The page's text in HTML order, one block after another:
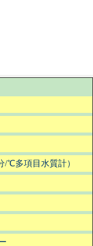
/℃多項目水質計）